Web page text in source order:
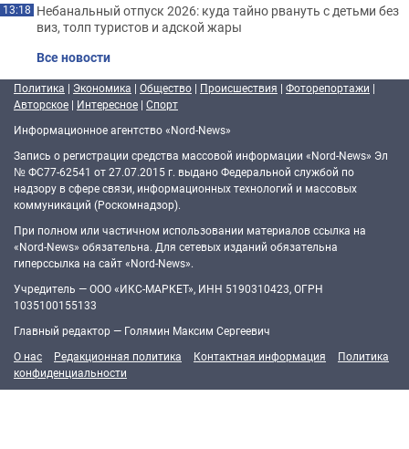
13:18 Небанальный отпуск 2026: куда тайно рвануть с детьми без
виз, толп туристов и адской жары
Все новости
Политика | Экономика | Общество | Происшествия | Фоторепортажи |
Авторское | Интересное | Спорт
Информационное агентство «Nord-News»
Запись о регистрации средства массовой информации «Nord-News» Эл
№ ФС77-62541 от 27.07.2015 г. выдано Федеральной службой по
надзору в сфере связи, информационных технологий и массовых
коммуникаций (Роскомнадзор).
При полном или частичном использовании материалов ссылка на
«Nord-News» обязательна. Для сетевых изданий обязательна
гиперссылка на сайт «Nord-News».
Учредитель — ООО «ИКС-МАРКЕТ», ИНН 5190310423, ОГРН
1035100155133
Главный редактор — Голямин Максим Сергеевич
О нас
Редакционная политика Контактная информация
Политика
конфиденциальности